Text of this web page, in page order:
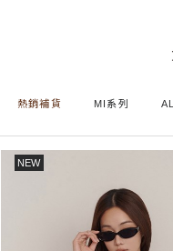
熱銷補貨 MI系列
NEW